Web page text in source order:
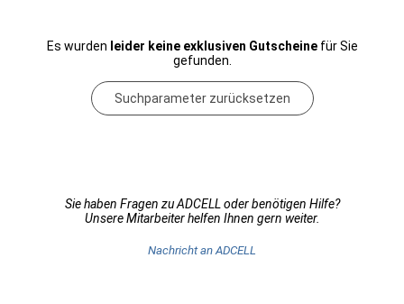
Es wurden leider keine exklusiven Gutscheinefür Sie
gefunden.
Suchparameter zurücksetzen
Sie haben Fragen zu ADCELL oder benötigen Hilfe?
Unsere Mitarbeiter helfen Ihnen gern weiter.
Nachricht an ADCELL